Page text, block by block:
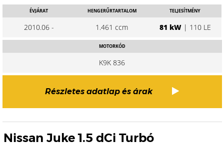
ÉVJÁRAT
2010.06 -
HENGERŰRTARTALOM
1.461 ccm
TELJESÍTMÉNY
81 kW| 110 LE
MOTORKÓD
K9K 836
Részletes adatlap és árak
Nissan Juke 1.5 dCi Turbó